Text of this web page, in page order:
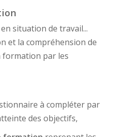
situation de travail...
et la compréhension de
formation par les
à compléter par
des objectifs,